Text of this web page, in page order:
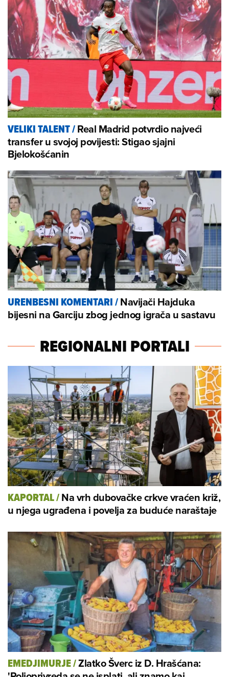
VELIKI TALENT/Real Madrid potvrdio najveći
transfer u svojoj povijesti: Stigao sjajni
Bjelokošćanin
URENBESNI KOMENTARI/Navijači Hajduka
bijesni na Garciju zbog jednog igrača u sastavu
REGIONALNI PORTALI
KAPORTAL/Na vrh dubovačke crkve vraćen križ,
u njega ugrađena i povelja za buduće naraštaje
EMEDJIMURJE/Zlatko Šverc iz D. Hrašćana: